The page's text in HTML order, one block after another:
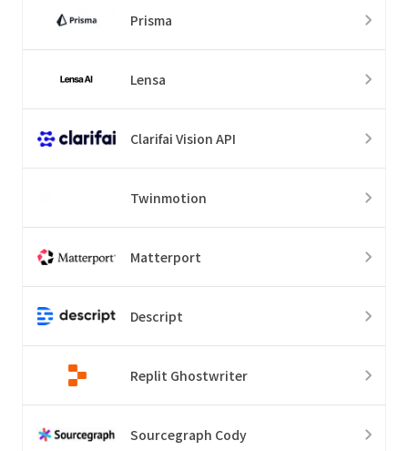
Prisma
Lensa
Clarifai Vision API
Twinmotion
Matterport
Descript
Replit Ghostwriter
Sourcegraph Cody